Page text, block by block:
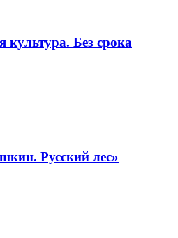
культура. Без срока
Русский лес»